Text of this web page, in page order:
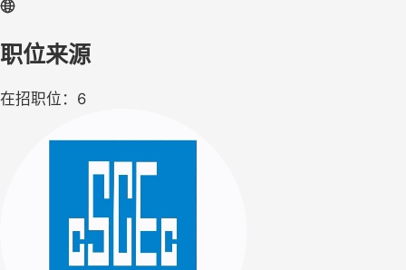
职位来源
在招职位：6